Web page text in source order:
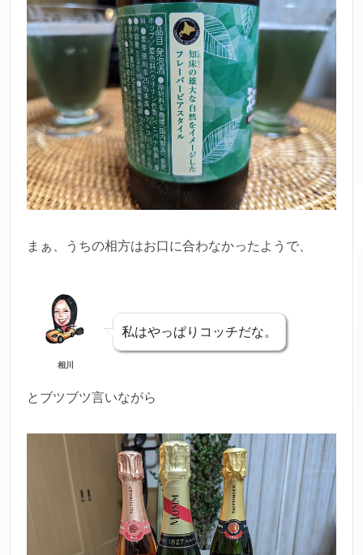
まぁ、うちの相方はお口に合わなかったようで、
相川
私はやっぱりコッチだな。
とブツブツ言いながら